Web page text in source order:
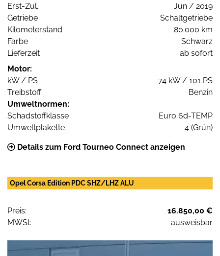
Erst-Zul.
Jun / 2019
Getriebe
Schaltgetriebe
Kilometerstand
80.000 km
Farbe
Schwarz
Lieferzeit
ab sofort
Motor:
kW / PS
74 kW / 101 PS
Treibstoff
Benzin
Umweltnormen:
Schadstoffklasse
Euro 6d-TEMP
Umweltplakette
4 (Grün)
Details zum Ford Tourneo Connect anzeigen
Opel Corsa Edition PDC SHZ/LHZ ALU
Preis:
16.850,00 €
MWSt:
ausweisbar